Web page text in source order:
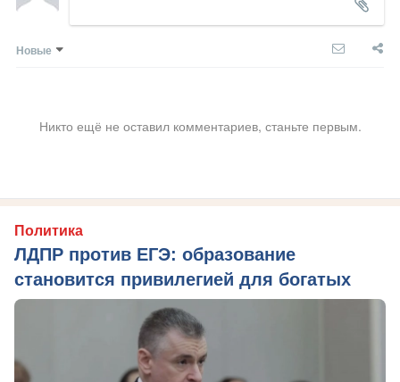
Новые
Никто ещё не оставил комментариев, станьте первым.
Политика
ЛДПР против ЕГЭ: образование
становится привилегией для богатых